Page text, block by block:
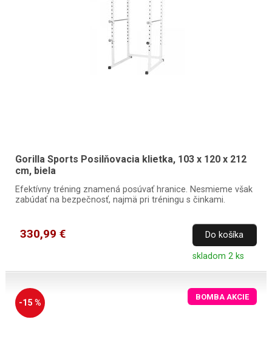
Gorilla Sports Posilňovacia klietka, 103 x 120 x 212
cm, biela
Efektívny tréning znamená posúvať hranice. Nesmieme však
zabúdať na bezpečnosť, najmä pri tréningu s činkami.
330,99 € Do košíka
skladom 2 ks
-15 %
BOMBA AKCIE